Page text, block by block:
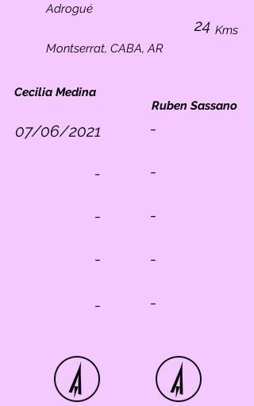
Adrogué
Montserrat, CABA, AR
Kms
24
Ruben Sassano
Cecilia Medina
07/06/2021 -
- -
- -
- -
- -